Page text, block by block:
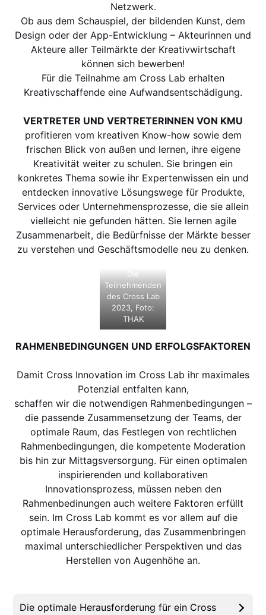
Netzwerk.
Ob aus dem Schauspiel, der bildenden Kunst, dem
Design oder der App-Entwicklung – Akteurinnen und
Akteure aller Teilmärkte der Kreativwirtschaft
können sich bewerben!
Für die Teilnahme am Cross Lab erhalten
Kreativschaffende eine Aufwandsentschädigung.
VERTRETER UND VERTRETERINNEN VON KMU
profitieren vom kreativen Know-how sowie dem
frischen Blick von außen und lernen, ihre eigene
Kreativität weiter zu schulen. Sie bringen ein
konkretes Thema sowie ihr Expertenwissen ein und
entdecken innovative Lösungswege für Produkte,
Services oder Unternehmensprozesse, die sie allein
vielleicht nie gefunden hätten. Sie lernen agile
Zusammenarbeit, die Bedürfnisse der Märkte besser
zu verstehen und Geschäftsmodelle neu zu denken.
Die
Teilnehmenden
des Cross Lab
2023, Foto:
THAK
RAHMENBEDINGUNGEN UND ERFOLGSFAKTOREN
Damit Cross Innovation im Cross Lab ihr maximales
Potenzial entfalten kann,
schaffen wir die notwendigen Rahmenbedingungen –
die passende Zusammensetzung der Teams, der
optimale Raum, das Festlegen von rechtlichen
Rahmenbedingungen, die kompetente Moderation
bis hin zur Mittagsversorgung. Für einen optimalen
inspirierenden und kollaborativen
Innovationsprozess, müssen neben den
Rahmenbedinungen auch weitere Faktoren erfüllt
sein. Im Cross Lab kommt es vor allem auf die
optimale Herausforderung, das Zusammenbringen
maximal unterschiedlicher Perspektiven und das
Herstellen von Augenhöhe an.
Die optimale Herausforderung für ein Cross